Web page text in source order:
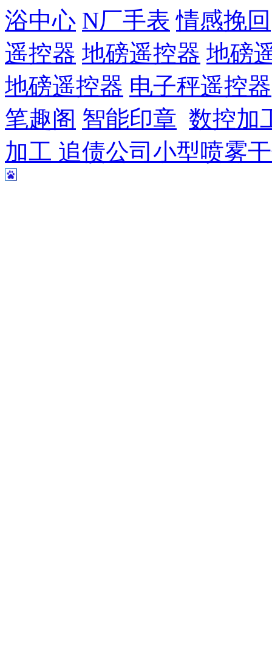
浴中心 N厂手表 情感挽回
遥控器 地磅遥控器 地磅
地磅遥控器 电子秤遥控器
笔趣阁 智能印章 数控加
加工 追债公司 小型喷雾